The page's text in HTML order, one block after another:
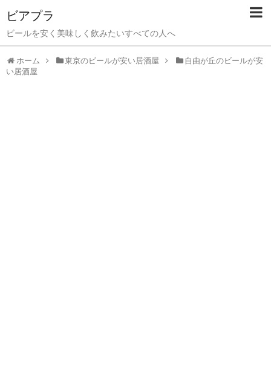
ビアプラ
ビールを安く美味しく飲みたいすべての人へ
ホーム 東京のビールが安い居酒屋
自由が丘のビールが安
い居酒屋